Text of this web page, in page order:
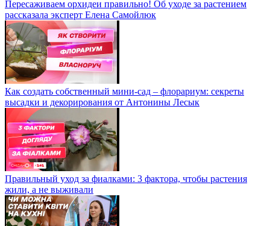
Пересаживаем орхидеи правильно! Об уходе за растением
рассказала эксперт Елена Самойлюк
Как создать собственный мини-сад – флорариум: секреты
высадки и декорирования от Антонины Лесык
Правильный уход за фиалками: 3 фактора, чтобы растения
жили, а не выживали